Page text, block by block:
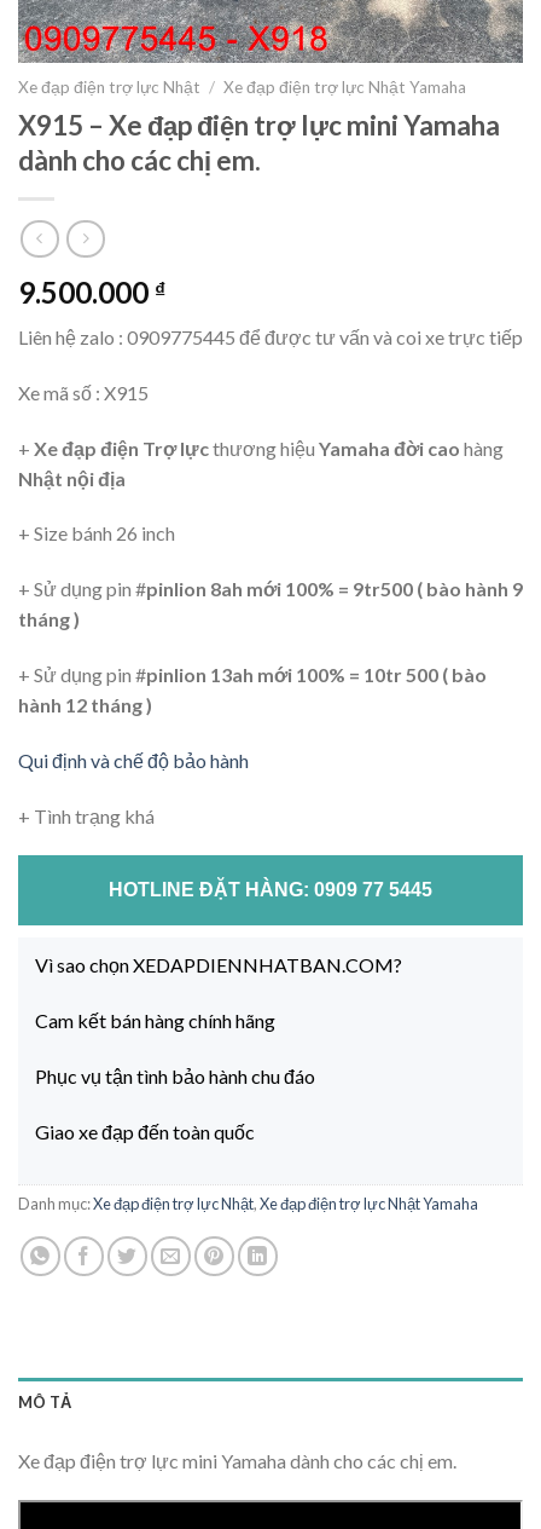
Xe đạp điện trợ lực Nhật / Xe đạp điện trợ lực Nhật Yamaha
X915 – Xe đạp điện trợ lực mini Yamaha
dành cho các chị em.
9.500.000 ₫
Liên hệ zalo : 0909775445 để được tư vấn và coi xe trực tiếp
Xe mã số : X915
+ Xe đạp điện Trợ lựcthương hiệu Yamaha đời cao hàng
Nhật nội địa
+ Size bánh 26 inch
+ Sử dụng pin #pinlion 8ah mới 100% = 9tr500 ( bào hành 9
tháng )
+ Sử dụng pin #pinlion 13ah mới 100% = 10tr 500 ( bào
hành 12 tháng )
Qui định và chế độ bảo hành
+ Tình trạng khá
HOTLINE ĐẶT HÀNG: 0909 77 5445
Vì sao chọn XEDAPDIENNHATBAN.COM?
Cam kết bán hàng chính hãng
Phục vụ tận tình bảo hành chu đáo
Giao xe đạp đến toàn quốc
Danh mục:Xe đạp điện trợ lực Nhật,Xe đạp điện trợ lực Nhật Yamaha
MÔ TẢ
Xe đạp điện trợ lực mini Yamaha dành cho các chị em.